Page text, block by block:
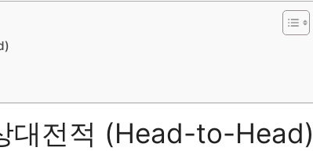
대전적 (Head-to-Head)